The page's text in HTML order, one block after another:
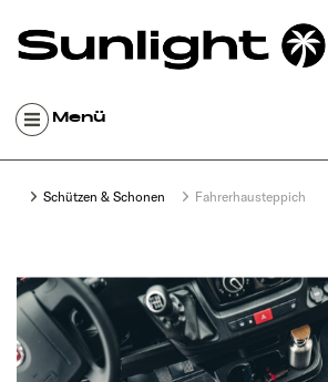
Menü
Schützen & Schonen Fahrerhausteppich